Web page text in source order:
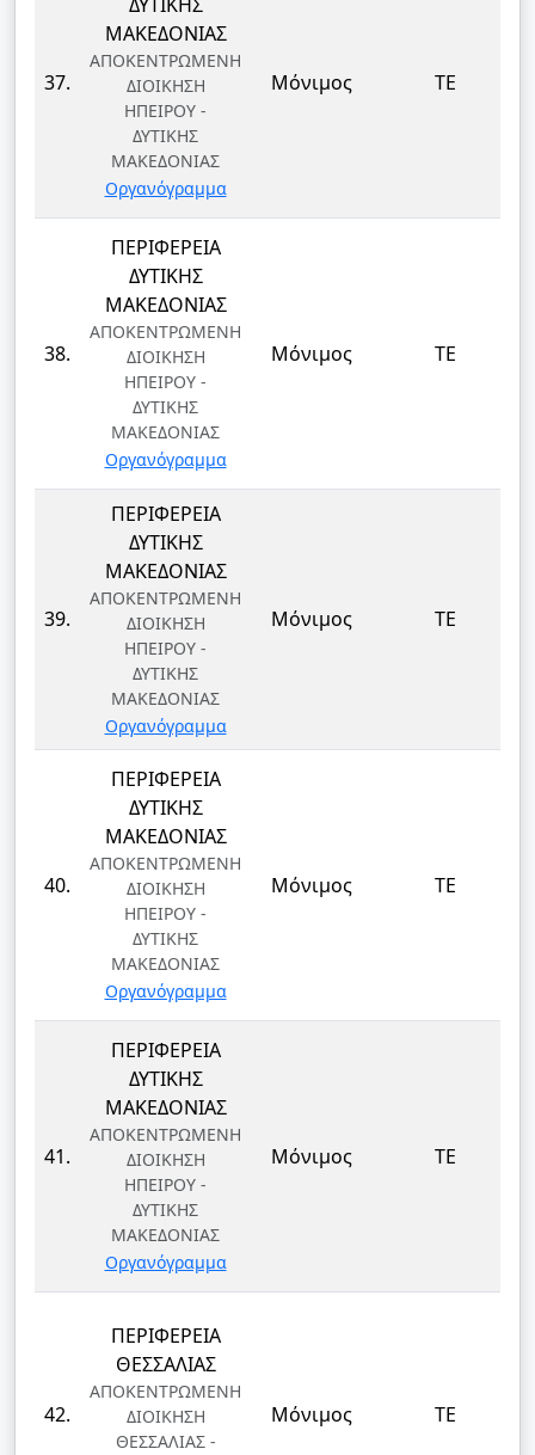
37.
ΜΑΚΕΔΟΝΙΑΣ
ΑΠΟΚΕΝΤΡΩΜΕΝΗ
ΔΙΟΙΚΗΣΗ
ΗΠΕΙΡΟΥ -
ΔΥΤΙΚΗΣ
ΜΑΚΕΔΟΝΙΑΣ
Οργανόγραμμα
Μόνιμος ΤΕ
38.
ΠΕΡΙΦΕΡΕΙΑ
ΔΥΤΙΚΗΣ
ΜΑΚΕΔΟΝΙΑΣ
ΑΠΟΚΕΝΤΡΩΜΕΝΗ
ΔΙΟΙΚΗΣΗ
ΗΠΕΙΡΟΥ -
ΔΥΤΙΚΗΣ
ΜΑΚΕΔΟΝΙΑΣ
Οργανόγραμμα
Μόνιμος ΤΕ
39.
ΠΕΡΙΦΕΡΕΙΑ
ΔΥΤΙΚΗΣ
ΜΑΚΕΔΟΝΙΑΣ
ΑΠΟΚΕΝΤΡΩΜΕΝΗ
ΔΙΟΙΚΗΣΗ
ΗΠΕΙΡΟΥ -
ΔΥΤΙΚΗΣ
ΜΑΚΕΔΟΝΙΑΣ
Οργανόγραμμα
Μόνιμος ΤΕ
40.
ΠΕΡΙΦΕΡΕΙΑ
ΔΥΤΙΚΗΣ
ΜΑΚΕΔΟΝΙΑΣ
ΑΠΟΚΕΝΤΡΩΜΕΝΗ
ΔΙΟΙΚΗΣΗ
ΗΠΕΙΡΟΥ -
ΔΥΤΙΚΗΣ
ΜΑΚΕΔΟΝΙΑΣ
Οργανόγραμμα
Μόνιμος ΤΕ
41.
ΠΕΡΙΦΕΡΕΙΑ
ΔΥΤΙΚΗΣ
ΜΑΚΕΔΟΝΙΑΣ
ΑΠΟΚΕΝΤΡΩΜΕΝΗ
ΔΙΟΙΚΗΣΗ
ΗΠΕΙΡΟΥ -
ΔΥΤΙΚΗΣ
ΜΑΚΕΔΟΝΙΑΣ
Οργανόγραμμα
Μόνιμος ΤΕ
42.
ΠΕΡΙΦΕΡΕΙΑ
ΘΕΣΣΑΛΙΑΣ
ΑΠΟΚΕΝΤΡΩΜΕΝΗ
ΔΙΟΙΚΗΣΗ
ΘΕΣΣΑΛΙΑΣ -
Μόνιμος ΤΕ